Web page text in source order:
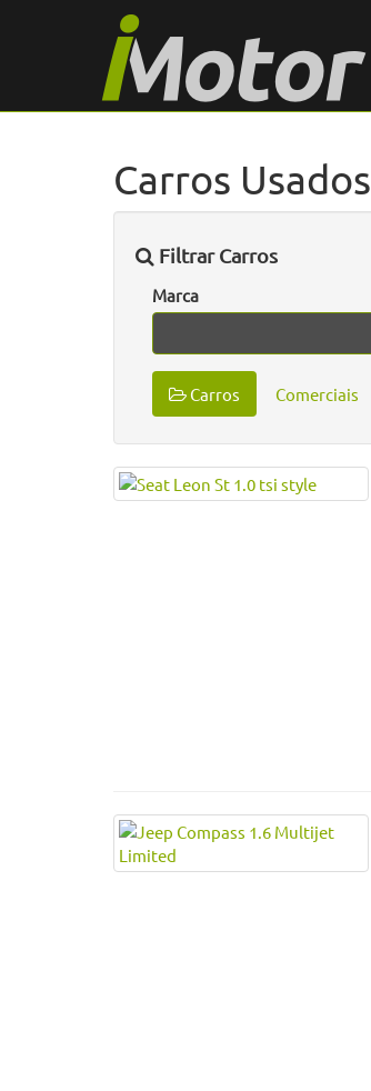
Carros Usados
Filtrar Carros
Marca
Carros Comerciais